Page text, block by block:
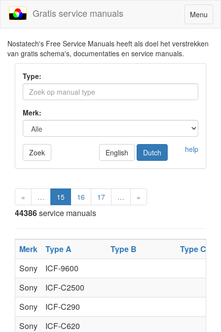
Toggle
navigation
Menu
Gratis service manuals
Nostatech's Free Service Manuals heeft als doel het verstrekken
van gratis schema's, documentaties en service manuals.
Type:
Merk:
Zoek help
English Dutch
« … 15 16 17 … »
44386service manuals
Merk Type A Type B
Type C
Sony
ICF-9600
Sony
ICF-C2500
Sony
ICF-C290
Sony
ICF-C620